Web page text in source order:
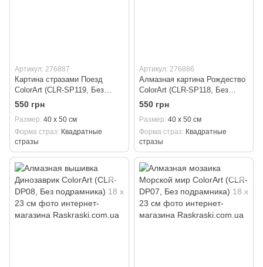
Артикул: 276887
Картина стразами Поезд
ColorArt (CLR-SP119, Без
подрамника) 40 х 50 см
550 грн
Размер 40 х 50 см
Форма страз
Квадратные
стразы
Артикул: 276886
Алмазная картина Рождество
ColorArt (CLR-SP118, Без
подрамника) 40 х 50 см
550 грн
Размер 40 х 50 см
Форма страз
Квадратные
стразы